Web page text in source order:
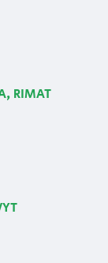
RIMAT